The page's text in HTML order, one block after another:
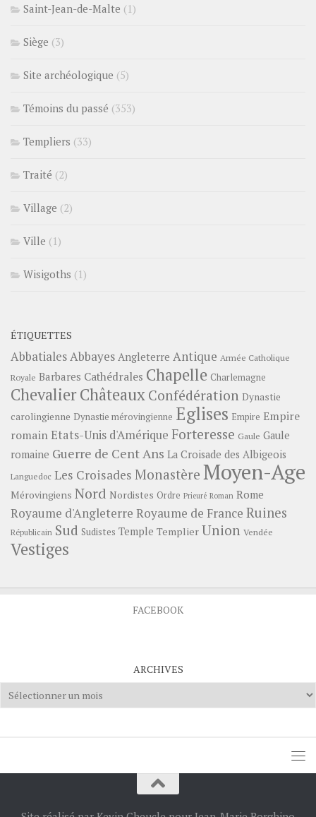
Saint-Jean-de-Malte (1)
Siège (3)
Site archéologique (5)
Témoins du passé (353)
Templiers (33)
Traité (2)
Village (2)
Ville (1)
Wisigoths (1)
ÉTIQUETTES
Abbatiales Abbayes Angleterre Antique Armée Catholique
Royale Barbares Cathédrales Chapelle Charlemagne
ChevalierChâteauxConfédération Dynastie
carolingienne Dynastie mérovingienne Eglises Empire Empire
romainEtats-Unis d'Amérique Forteresse Gaule Gaule
romaine Guerre de Cent Ans La Croisade des Albigeois
Languedoc Les Croisades Monastère Moyen-Age
Mérovingiens Nord Nordistes Ordre Prieuré Roman Rome
Royaume d'Angleterre Royaume de France Ruines
Républicain Sud Sudistes Temple Templier Union Vendée
Vestiges
FACEBOOK
ARCHIVES
Archives